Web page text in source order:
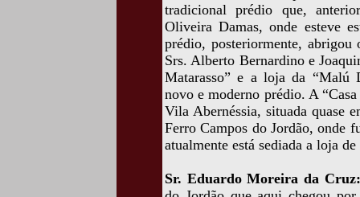
tradicional prédio que,
Oliveira Damas, onde esteve
prédio, posteriormente, abrigou
Srs. Alberto Bernardino e
Matarasso” e a loja da “Malú
novo e moderno prédio. A
Vila Abernéssia, situada quase
Ferro Campos do Jordão, onde
atualmente está sediada a loja
Sr. Eduardo Moreira da Cruz: